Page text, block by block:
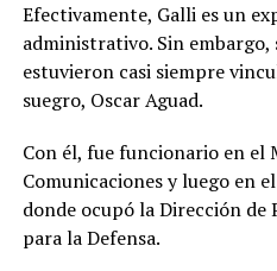
Efectivamente, Galli es un
administrativo. Sin embargo,
estuvieron casi siempre
suegro, Oscar Aguad.
Con él, fue funcionario en el
Comunicaciones y luego en
donde ocupó la Dirección
para la Defensa.